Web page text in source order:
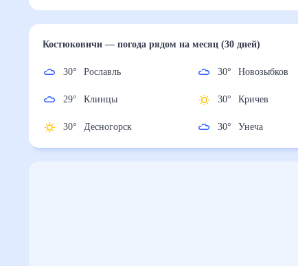
Костюковичи— погода рядомна месяц (30 дней)
30° Рославль
29° Клинцы
30° Десногорск
30° Новозыбков
30° Кричев
30° Унеча